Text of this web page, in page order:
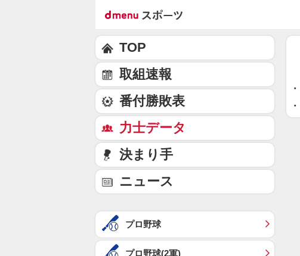
TOP
取組速報
番付勝敗表
力士データ
決まり手
ニュース
プロ野球
プロ野球(2軍)